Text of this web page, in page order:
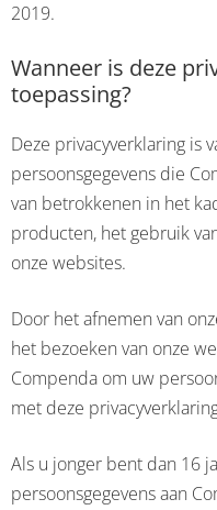
2019.
Wanneer is deze
toepassing?
Deze privacyverklaring is
persoonsgegevens die
van betrokkenen in het
producten, het gebruik
onze websites.
Door het afnemen van
het bezoeken van onze
Compenda om uw
met deze
Als u jonger bent dan 16
persoonsgegevens aan